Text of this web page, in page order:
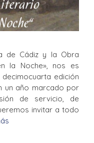
de Cádiz y la Obra
la Noche», nos es
edición
un año marcado por
de servicio, de
invitar a todo